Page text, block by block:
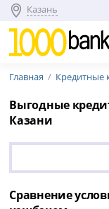
Казань
Главная Кредитные
Выгодные
Казани
Сравнение